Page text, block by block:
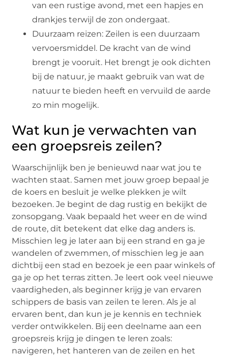
van een rustige avond, met een hapjes en
drankjes terwijl de zon ondergaat.
Duurzaam reizen: Zeilen is een duurzaam
vervoersmiddel. De kracht van de wind
brengt je vooruit. Het brengt je ook dichten
bij de natuur, je maakt gebruik van wat de
natuur te bieden heeft en vervuild de aarde
zo min mogelijk.
Wat kun je verwachten van
een groepsreis zeilen?
Waarschijnlijk ben je benieuwd naar wat jou te
wachten staat. Samen met jouw groep bepaal je
de koers en besluit je welke plekken je wilt
bezoeken. Je begint de dag rustig en bekijkt de
zonsopgang. Vaak bepaald het weer en de wind
de route, dit betekent dat elke dag anders is.
Misschien leg je later aan bij een strand en ga je
wandelen of zwemmen, of misschien leg je aan
dichtbij een stad en bezoek je een paar winkels of
ga je op het terras zitten. Je leert ook veel nieuwe
vaardigheden, als beginner krijg je van ervaren
schippers de basis van zeilen te leren. Als je al
ervaren bent, dan kun je je kennis en techniek
verder ontwikkelen. Bij een deelname aan een
groepsreis krijg je dingen te leren zoals:
navigeren, het hanteren van de zeilen en het